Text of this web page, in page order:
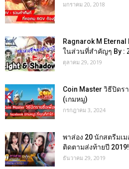
มกราคม 20, 2018
Ragnarok M
ในส่วนที่สำคัญๆ By :
ตุลาคม 29, 2019
Coin Master วิธีปิดร
(เกมหมู)
กรกฎาคม 3, 2024
พาส่อง 20 นักสตรีมเ
ติดตามส่งท้ายปี 2019!
ธันวาคม 29, 2019